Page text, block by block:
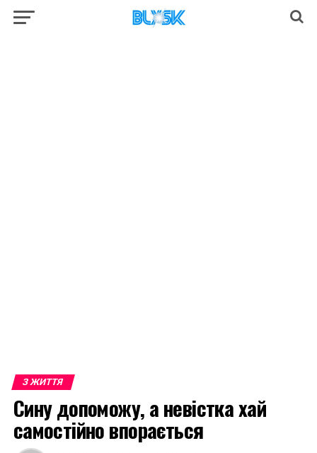
З ЖИТТЯ
Сину допоможу, а невістка хай
самостійно впорається